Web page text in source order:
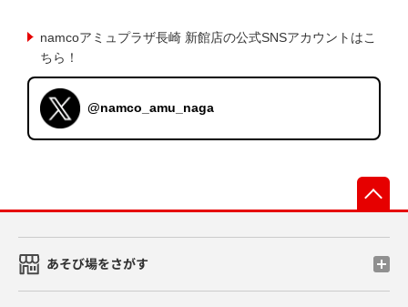
namcoアミュプラザ長崎 新館店の公式SNSアカウントはこ
ちら！
@namco_amu_naga
あそび場をさがす